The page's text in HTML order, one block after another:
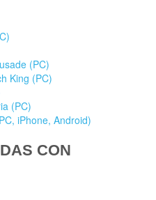
(PC)
King (PC)
(PC)
iPhone, Android)
CON